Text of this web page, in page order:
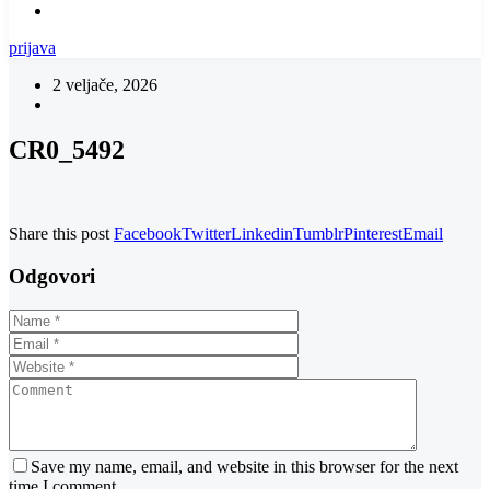
prijava
2 veljače, 2026
CR0_5492
Share this post FacebookTwitterLinkedinTumblrPinterestEmail
Odgovori
Save my name, email, and website in this browser for the next